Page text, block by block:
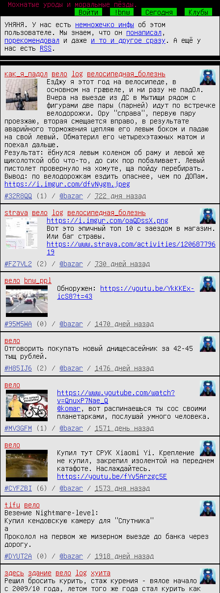
Мохнатые уроды и моральные пёзды.
Войти
!bnw Сегодня
Клубы
УНЯНЯ. У нас есть немножечко инфы об этом
пользователе. Мы знаем, что он понаписал
порекомендовал и даже и то и другое сразу . А ещё у
нас есть RSS
как_я_падол вело log
велосипедная_болезнь
ЕзДжу я этот год на велосипеде, в
основном на грæвеле, и ни разу не падОл.
Вчера на выезде из ДС в Мытищи рядом с
фигурами две пары (парней) идут по встречке
велодорожки. Ору "справа", первую пару
проезжаю, вторая смещается вправо, в результате
аварийного торможения цепляю его левым боком и падаю
на свой левый. Обматерил его четырехэтажных матом и
поехал дальше.
Результат: ёбнулся левым коленом об раму и левой же
щиколоткой обо что-то, до сих пор побаливает. Левый
пистолет провернуло на хомуте, ща пойду перебирать.
https://i.imgur.com/dfvNygm.jpeg
#32R8QQ
(1) / @bazar / 722 дня назад
strava вело log
велосипедная_болезнь
https://i.imgur.com/oaQDssX.png
Вот это эпичный топ 10 с заездом в магазин.
https://www.strava.com/activities/120687796
19
#FZ7VL2
(2) / @bazar / 730 дней назад
вело
bnw_ppl
Обноружен: https://youtu.be/YkKKEx-
icS8?t=43
#95M5WA (0) / @bazar / 1470 дней назад
вело
Отговорить покупать новый днищесасейник за 42-45
тыщ рублей.
#H85IJ6
(2) / @bazar / 1476 дней назад
вело
https://www.youtube.com/watch?
v=QnuxP7Nae_Q
@komar , вот распинаешься ты сос своими
планетарками, послушай умного человека.
#MV3GFM
(1) / @bazar / 1571 день назад
вело
Купил тут СРУК Xiaomi Yi. Крепление
не купил, закрепил изолентой на переднем
https://youtu.be/fYv5Arzgc5E
#CYFZBI
(6) / @bazar / 1573 дня назад
tifu
вело
Везение Nightmare-level:
Купил кендовскую камеру для "Спутника"
а
Проколол на первом же мизерном выезде до банка через
дорогу.
#DYUT2A
(0) / @bazar / 1918 дней назад
здесь здание вело log
хуита
Решил бросить курить, стаж курения - вялое начало
с 2009/10 года, летом того же года стал курить как